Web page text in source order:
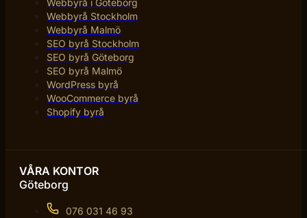
Webbyrå i Göteborg
Webbyrå Stockholm
Webbyrå Malmö
SEO byrå Stockholm
SEO byrå Göteborg
SEO byrå Malmö
WordPress byrå
WooCommerce byrå
Shopify byrå
VÅRA KONTOR
Göteborg
076 031 46 93